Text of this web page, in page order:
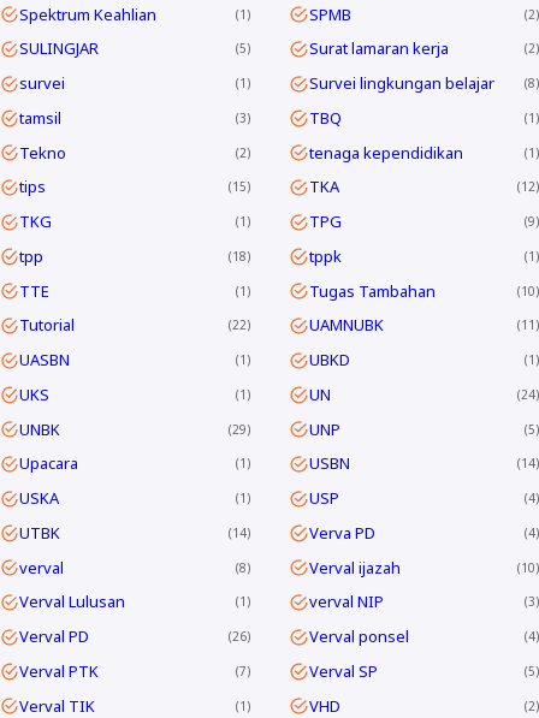
Spektrum Keahlian 1 SPMB 2
SULINGJAR 5 Surat lamaran kerja 2
survei 1 Survei lingkungan belajar 8
tamsil 3 TBQ 1
Tekno 2 tenaga kependidikan 1
tips 15 TKA 12
TKG 1 TPG 9
tpp 18 tppk 1
TTE 1 Tugas Tambahan 10
Tutorial 22 UAMNUBK 11
UASBN 1 UBKD 1
UKS 1 UN 24
UNBK 29 UNP 5
Upacara 1 USBN 14
USKA 1 USP 4
UTBK 14 Verva PD 4
verval 8 Verval ijazah 10
Verval Lulusan 1 verval NIP 3
Verval PD 26 Verval ponsel 4
Verval PTK 7 Verval SP 5
Verval TIK 1 VHD 2